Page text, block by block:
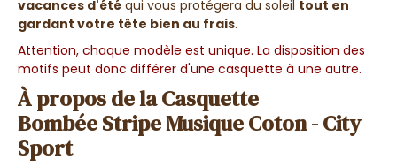
vacances d'été qui vous protégera du soleil tout en
gardant votre tête bien au frais.
Attention, chaque modèle est unique. La disposition des
motifs peut donc différer d'une casquette à une autre.
À propos de la Casquette
Bombée Stripe Musique Coton - City
Sport